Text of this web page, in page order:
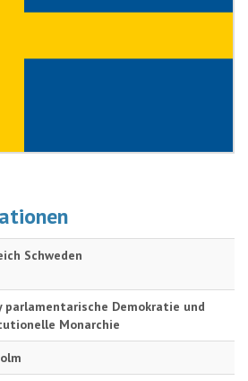
Schweden
parlamentarische Demokratie und
Monarchie